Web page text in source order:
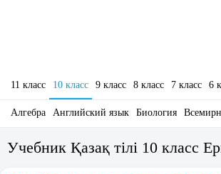
11 класс 10 класс 9 класс 8 класс 7 класс 6
Алгебра Английский язык Биология
Учебник Қазақ тілі 10 класс